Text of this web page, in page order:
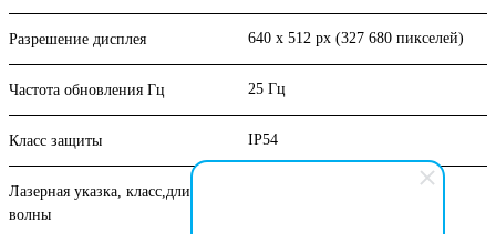
Разрешение дисплея 640 x 512 px (327 680 пикселей)
Частота обновления Гц 25 Гц
Класс защиты IP54
Лазерная указка, класс,длина
волны